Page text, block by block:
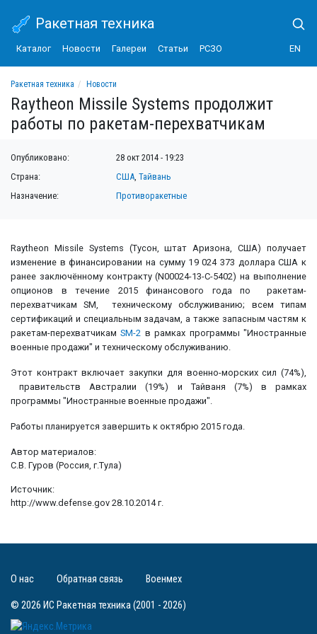
Ракетная техника
Каталог Новости Галереи Статьи РСЗО EN
Ракетная техника
Новости
Raytheon Missile Systems продолжит работы по ракетам-перехватчикам
Raytheon Missile Systems продолжит
работы по ракетам-перехватчикам
Опубликовано:
28 окт 2014 - 19:23
Страна:
США,Тайвань
Назначение:
Противоракетные
Raytheon Missile Systems (Тусон, штат Аризона, США) получает
изменение в финансировании на сумму 19 024 373 доллара США к
ранее заключённому контракту (N00024-13-C-5402) на выполнение
опционов в течение 2015 финансового года по ракетам-
перехватчикам SM, техническому обслуживанию; всем типам
сертификаций и специальным задачам, а также запасным частям к
ракетам-перехватчикамSM-2 в рамках программы "Иностранные
военные продажи" и техническому обслуживанию.
Этот контракт включает закупки для военно-морских сил (74%),
правительств Австралии (19%) и Тайваня (7%) в рамках
программы "Иностранные военные продажи".
Работы планируется завершить к октябрю 2015 года.
Автор материалов:
С.В. Гуров (Россия, г.Тула)
Источник:
http://www.defense.gov 28.10.2014 г.
© 2026 ИС Ракетная техника (2001 - 2026)
О нас Обратная связь Военмех